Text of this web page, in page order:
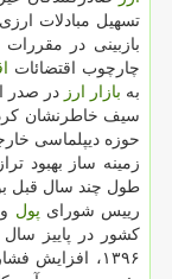
تسهیل مبادلات
بازبینی در
چارچوب اقتضائات
به بازار ارز در صدر
سیف خاطرنشان
حوزه دیپلماسی
زمینه ساز بهبود
طول چند سال قبل
رییس شورای پول
كشور در پاییز
۱۳۹۶، افزایش فشارهای خارجی بر